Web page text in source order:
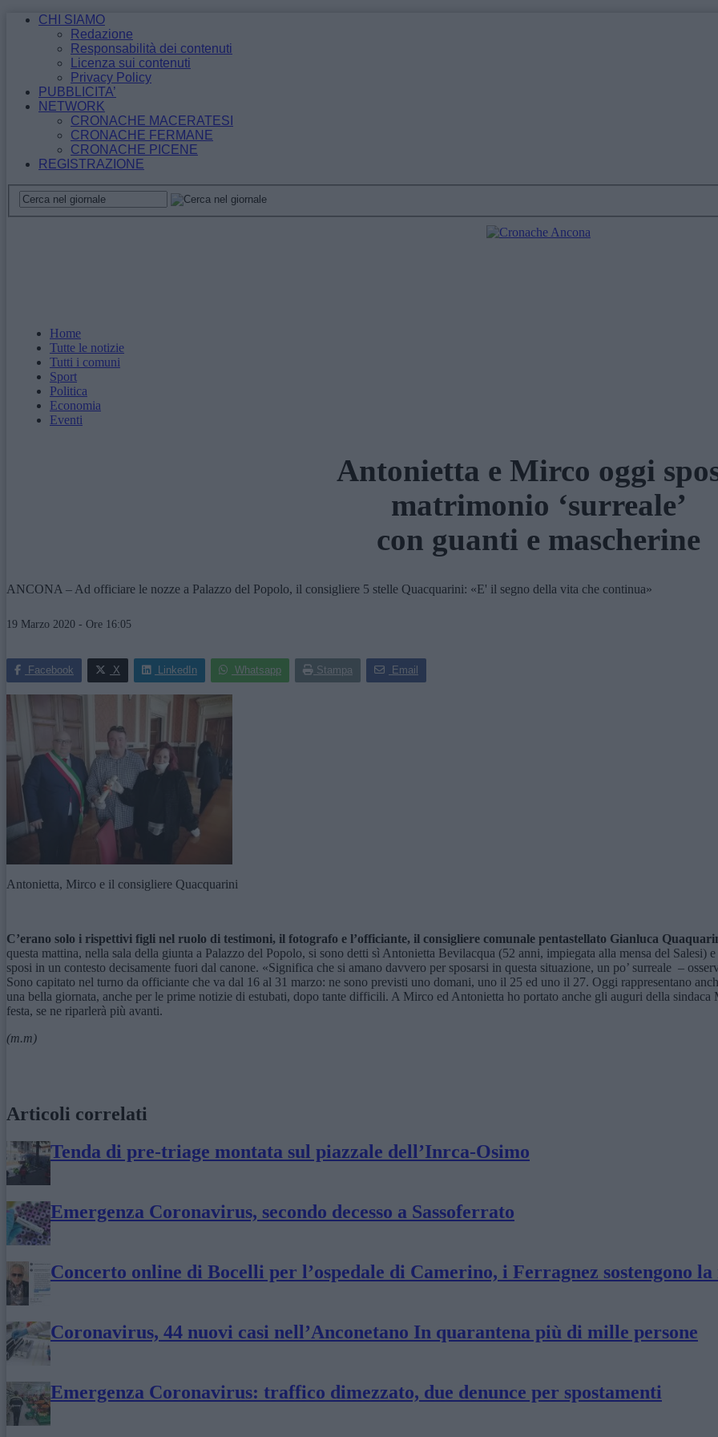
CHI SIAMO
Redazione
Responsabilità dei contenuti
Licenza sui contenuti
Privacy Policy
PUBBLICITA’
NETWORK
CRONACHE MACERATESI
CRONACHE FERMANE
CRONACHE PICENE
REGISTRAZIONE
Home
Tutte le notizie
Tutti i comuni
Sport
Politica
Economia
Eventi
Antonietta e Mirco oggi
matrimonio ‘surreale’
con guanti e mascherine
ANCONA – Ad officiare le nozze a Palazzo del Popolo, il consigliere 5 stelle Quacquarini: «E' il segno della vita che continua»
19 Marzo 2020 - Ore 16:05
Facebook X LinkedIn Whatsapp Stampa Email
Antonietta, Mirco e il consigliere Quacquarini
C’erano solo i rispettivi figli nel ruolo di testimoni, il fotografo e l’officiante, il consigliere comunale pentastellato Gianluca
questa mattina, nella sala della giunta a Palazzo del Popolo, si sono detti sì Antonietta Bevilacqua (52 anni, impiegata alla mensa del
sposi in un contesto decisamente fuori dal canone. «Significa che si amano davvero per sposarsi in questa situazione, un po’ surreale –
Sono capitato nel turno da officiante che va dal 16 al 31 marzo: ne sono previsti uno domani, uno il 25 ed uno il 27. Oggi rappresentano
una bella giornata, anche per le prime notizie di estubati, dopo tante difficili. A Mirco ed Antonietta ho portato anche gli auguri della
festa, se ne riparlerà più avanti.
(m.m)
Articoli correlati
Tenda di pre-triage montata sul piazzale dell’Inrca-Osimo
Emergenza Coronavirus, secondo decesso a Sassoferrato
Concerto online di Bocelli per l’ospedale di Camerino, i Ferragnez sostengono
Coronavirus, 44 nuovi casi nell’Anconetano In quarantena più di mille persone
Emergenza Coronavirus: traffico dimezzato, due denunce per spostamenti